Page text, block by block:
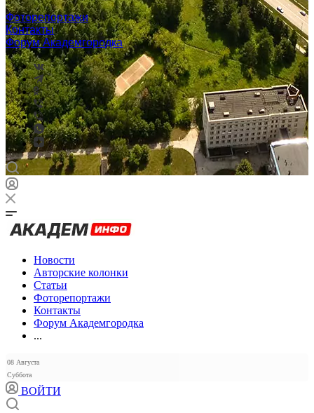
Фоторепортажи
Контакты
Форум Академгородка
Новости
Авторские колонки
Статьи
Фоторепортажи
Контакты
Форум Академгородка
...
08 Августа
Суббота
ВОЙТИ